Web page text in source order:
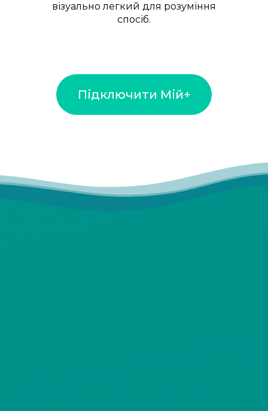
візуально легкий для розуміння
спосіб.
Підключити Мій+